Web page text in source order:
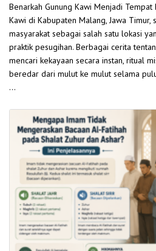
Benarkah Gunung Kawi Menjadi Tempat
Kawi di Kabupaten Malang, Jawa Timur,
masyarakat sebagai salah satu lokasi
praktik pesugihan. Berbagai cerita
mencari kekayaan secara instan, ritual
beredar dari mulut ke mulut selama
…